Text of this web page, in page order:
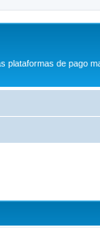
plataformas de pago